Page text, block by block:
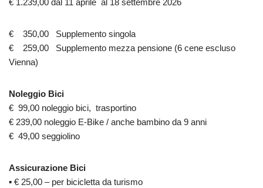
€ 1.239,00 dal 11 aprile al 18 settembre 2026
€ 350,00 Supplemento singola
€ 259,00 Supplemento mezza pensione (6 cene escluso
Vienna)
Noleggio Bici
€ 99,00 noleggio bici, trasportino
€ 239,00 noleggio E-Bike / anche bambino da 9 anni
€ 49,00 seggiolino
Assicurazione Bici
▪ € 25,00 – per bicicletta da turismo